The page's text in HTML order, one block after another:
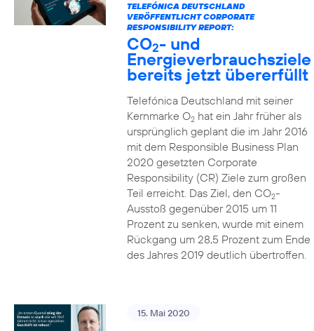
TELEFÓNICA DEUTSCHLAND
VERÖFFENTLICHT CORPORATE
RESPONSIBILITY REPORT:
CO2- und
Energieverbrauchsziele
bereits jetzt übererfüllt
Telefónica Deutschland mit seiner
Kernmarke O2hat ein Jahr früher als
ursprünglich geplant die im Jahr 2016
mit dem Responsible Business Plan
2020 gesetzten Corporate
Responsibility (CR) Ziele zum großen
Teil erreicht. Das Ziel, den CO2-
Ausstoß gegenüber 2015 um 11
Prozent zu senken, wurde mit einem
Rückgang um 28,5 Prozent zum Ende
des Jahres 2019 deutlich übertroffen.
15. Mai 2020